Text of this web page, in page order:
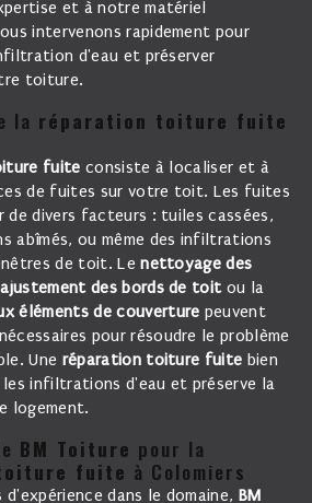
et à notre matériel
intervenons rapidement pour
d'eau et préserver
toiture.
la réparation toiture fuite
fuite consiste à localiser et à
de fuites sur votre toit. Les fuites
de divers facteurs : tuiles cassées,
abîmés, ou même des infiltrations
de toit. Lenettoyage des
des bords de toitou la
éléments de couverture peuvent
pour résoudre le problème
Une réparation toiture fuite bien
infiltrations d'eau et préserve la
logement.
BM Toiture pour la
fuite à Colomiers
d'expérience dans le domaine, BM